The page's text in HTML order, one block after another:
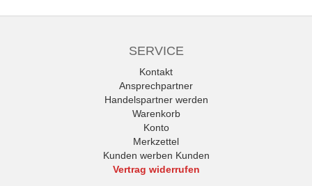
SERVICE
Kontakt
Ansprechpartner
Handelspartner werden
Warenkorb
Konto
Merkzettel
Kunden werben Kunden
Vertrag widerrufen